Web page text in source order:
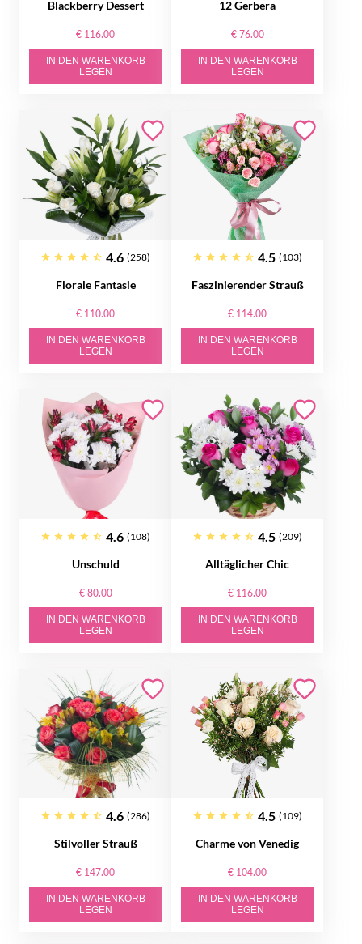
Blackberry Dessert
€ 116.00
IN DEN WARENKORB
LEGEN
12 Gerbera
€ 76.00
IN DEN WARENKORB
LEGEN
4.6 (258)
Florale Fantasie
€ 110.00
IN DEN WARENKORB
LEGEN
4.5 (103)
Faszinierender Strauß
€ 114.00
IN DEN WARENKORB
LEGEN
4.6 (108)
Unschuld
€ 80.00
IN DEN WARENKORB
LEGEN
4.5 (209)
Alltäglicher Chic
€ 116.00
IN DEN WARENKORB
LEGEN
4.6 (286)
Stilvoller Strauß
€ 147.00
IN DEN WARENKORB
LEGEN
4.5 (109)
Charme von Venedig
€ 104.00
IN DEN WARENKORB
LEGEN